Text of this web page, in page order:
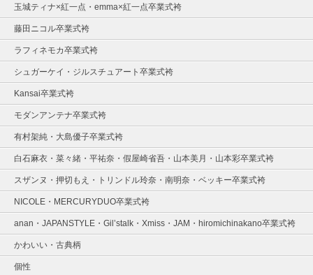
玉城ティナ×紅一点・emma×紅一点卒業式袴
藤田ニコル卒業式袴
ラフィネモカ卒業式袴
シュガーケイ・ジルスチュアート卒業式袴
Kansai卒業式袴
モダンアンテナ卒業式袴
有村架純・大島優子卒業式袴
白石麻衣・菜々緒・平祐奈・假屋崎省吾・山本美月・山本彩卒業式袴
スザンヌ・押切もえ・トリンドル玲奈・南明奈・ベッキー卒業式袴
NICOLE・MERCURYDUO卒業式袴
anan・JAPANSTYLE・Gil’stalk・Xmiss・JAM・hiromichinakano卒業式袴
かわいい・古典柄
個性